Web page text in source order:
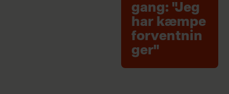
gang: "Jeg
har kæmpe
forventnin
ger"